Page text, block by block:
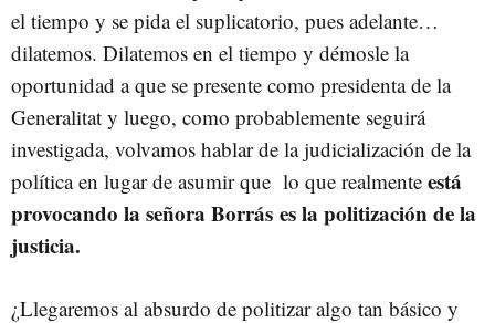
el tiempo y se pida el suplicatorio, pues adelante…
dilatemos. Dilatemos en el tiempo y démosle la
oportunidad a que se presente como presidenta de la
Generalitat y luego, como probablemente seguirá
investigada, volvamos hablar de la judicialización de la
política en lugar de asumir que lo que realmente está
provocando la señora Borrás es la politización de la
justicia.
¿Llegaremos al absurdo de politizar algo tan básico y